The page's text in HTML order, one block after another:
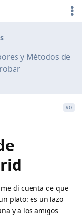
y Métodos de
#0
di cuenta de que
plato: es un lazo
y a los amigos